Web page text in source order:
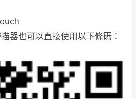
器也可以直接使用以下條碼：